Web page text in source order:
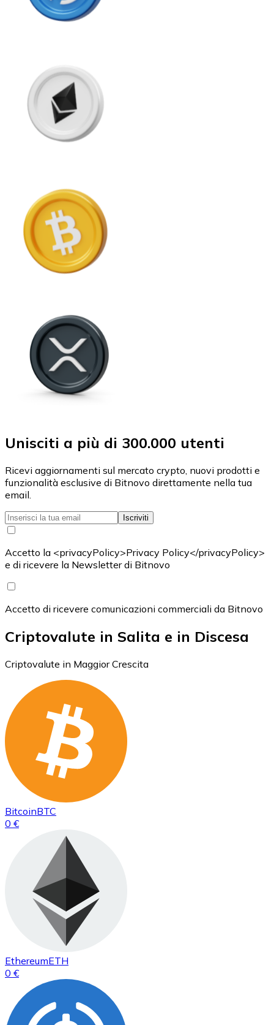
Unisciti a più di 300.000 utenti
Ricevi aggiornamenti sul mercato crypto, nuovi prodotti e
funzionalità esclusive di Bitnovo direttamente nella tua
email.
Iscriviti
Accetto la <privacyPolicy>Privacy Policy</privacyPolicy>
e di ricevere la Newsletter di Bitnovo
Accetto di ricevere comunicazioni commerciali da Bitnovo
Criptovalute in Salita e in Discesa
Criptovalute in Maggior Crescita
BitcoinBTC
0 €
EthereumETH
0 €